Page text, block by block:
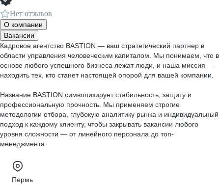
Нет отзывов
О компании
Вакансии
Кадровое агентство BASTION — ваш стратегический партнер в
области управления человеческим капиталом. Мы понимаем, что в
основе любого успешного бизнеса лежат люди, и наша миссия —
находить тех, кто станет настоящей опорой для вашей компании.
Название BASTION символизирует стабильность, защиту и
профессиональную прочность. Мы применяем строгие
методологии отбора, глубокую аналитику рынка и индивидуальный
подход к каждому клиенту, чтобы закрывать вакансии любого
уровня сложности — от линейного персонала до топ-
менеджмента.
Пермь